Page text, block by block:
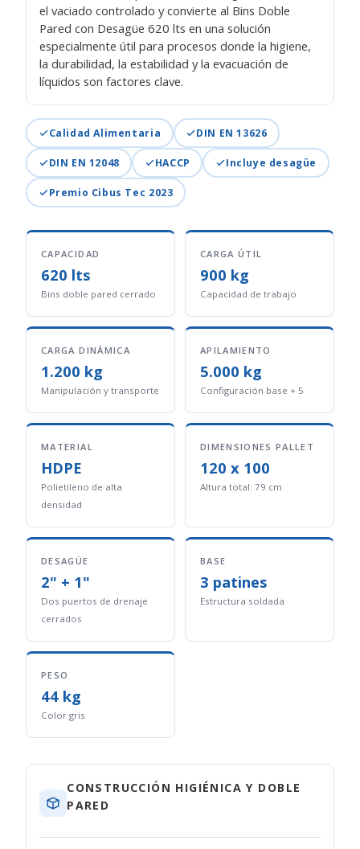
el vaciado controlado y convierte al Bins Doble
Pared con Desagüe 620 lts en una solución
especialmente útil para procesos donde la higiene,
la durabilidad, la estabilidad y la evacuación de
líquidos son factores clave.
Calidad Alimentaria DIN EN 13626
DIN EN 12048 HACCP Incluye desagüe
Premio Cibus Tec 2023
CAPACIDAD
620 lts
Bins doble pared cerrado
CARGA ÚTIL
900 kg
Capacidad de trabajo
CARGA DINÁMICA
1.200 kg
Manipulación y transporte
APILAMIENTO
5.000 kg
Configuración base + 5
MATERIAL
HDPE
Polietileno de alta
densidad
DIMENSIONES PALLET
120 x 100
Altura total: 79 cm
DESAGÜE
2" + 1"
Dos puertos de drenaje
cerrados
BASE
3 patines
Estructura soldada
PESO
44 kg
Color gris
CONSTRUCCIÓN HIGIÉNICA Y DOBLE
PARED